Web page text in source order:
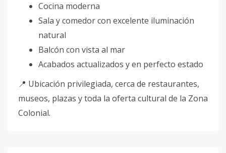
Cocina moderna
Sala y comedor con excelente iluminación
natural
Balcón con vista al mar
Acabados actualizados y en perfecto estado
📍 Ubicación privilegiada, cerca de restaurantes,
museos, plazas y toda la oferta cultural de la Zona
Colonial.